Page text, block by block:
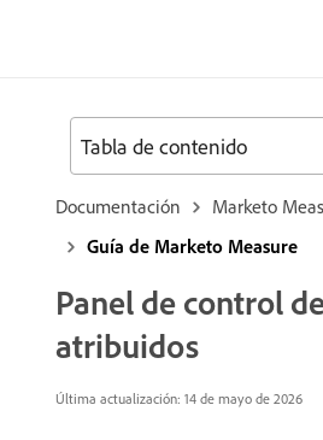
Documentación
Marketo
Guía de Marketo Measure
Panel de control
atribuidos
Última actualización: 14 de mayo de 2026
Tabla de contenido